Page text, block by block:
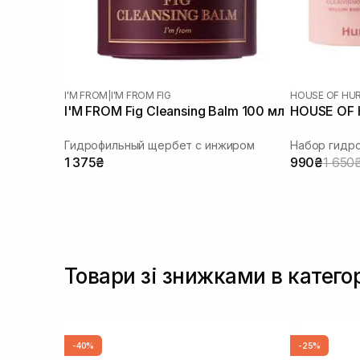
Масло подсолнечника(+2)
Пантенол
Салициловая кислота
Токоферол(+2)
I'M FROM I'M FROM FIG
I'M FROM Fig Cleansing Balm 100 мл
Гидрофильный щербет с инжиром
1 375₴
HOUSE OF HUR
HOUSE
Набор
990₴1
Товари зі знижками в
-40% -25%